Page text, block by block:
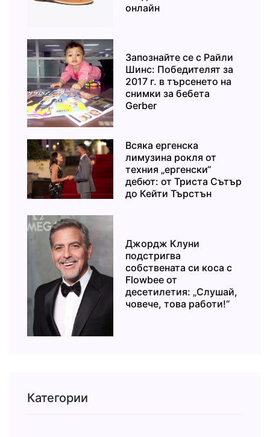
онлайн
Запознайте се с Райли
Шинс: Победителят за
2017 г. в търсенето на
снимки за бебета
Gerber
Всяка ергенска
лимузина рокля от
техния „ергенски“
дебют: от Триста Сътър
до Кейти Търстън
Джордж Клуни
подстригва
собствената си коса с
Flowbee от
десетилетия: „Слушай,
човече, това работи!“
Категории